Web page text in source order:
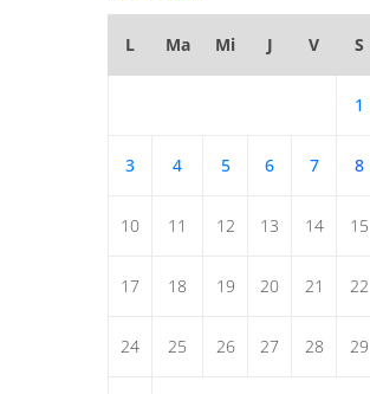
L Ma Mi J V S
1
3 4 5 6 7 8
10 11 12 13 14 15
17 18 19 20 21 22
24 25 26 27 28 29